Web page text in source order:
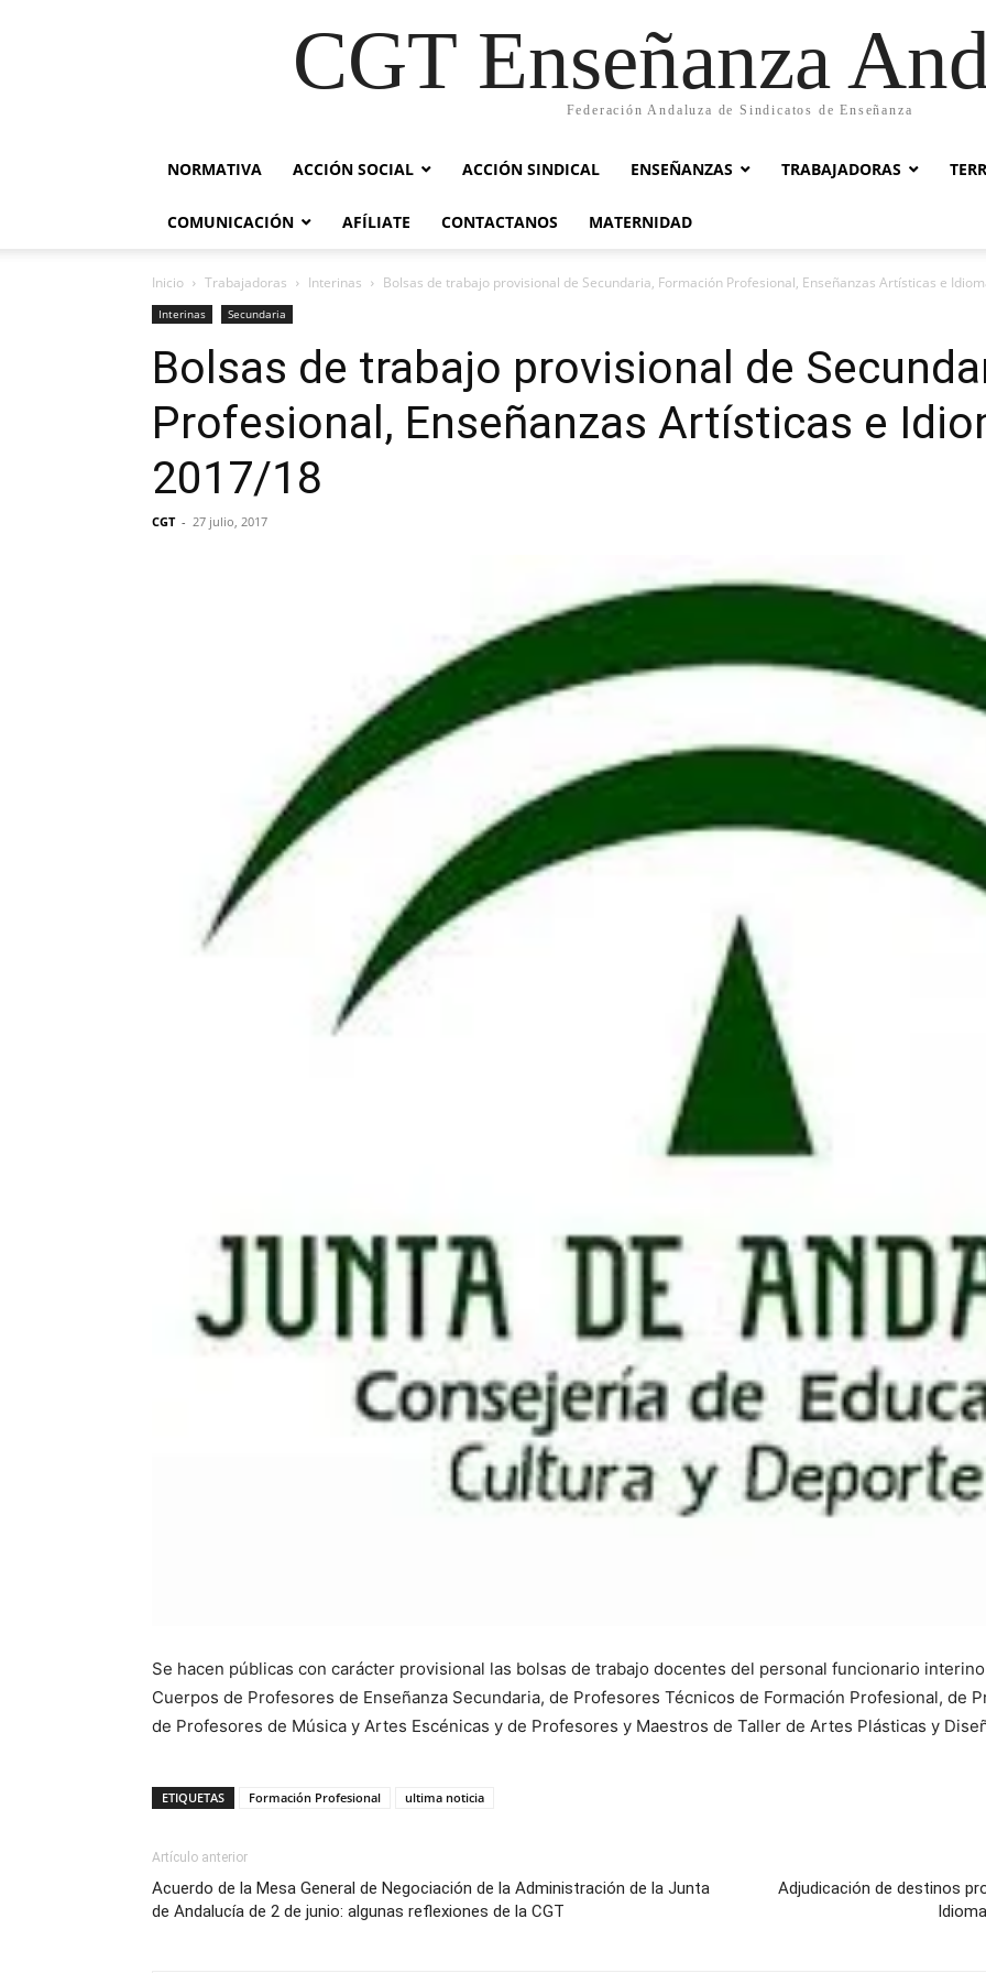
CGT Enseñanza
Federación Andaluza de Sindicatos de Enseñanza
NORMATIVA ACCIÓN SOCIAL ACCIÓN SINDICAL ENSEÑANZAS TRABAJADORAS
COMUNICACIÓN AFÍLIATE CONTACTANOS MATERNIDAD
Inicio Trabajadoras Interinas Bolsas de trabajo provisional de Secundaria, Formación Profesional, Enseñanzas Artísticas e
Interinas Secundaria
Bolsas de trabajo provisional de
Profesional, Enseñanzas Artísticas e
2017/18
CGT - 27 julio, 2017
Se hacen públicas con carácter provisional las bolsas de trabajo docentes del personal funcionario
Cuerpos de Profesores de Enseñanza Secundaria, de Profesores Técnicos de Formación Profesional, de
de Profesores de Música y Artes Escénicas y de Profesores y Maestros de Taller de Artes Plásticas y
ETIQUETAS Formación Profesional ultima noticia
Artículo anterior
Acuerdo de la Mesa General de Negociación de la Administración de la Junta
de Andalucía de 2 de junio: algunas reflexiones de la CGT
Adjudicación de destinos